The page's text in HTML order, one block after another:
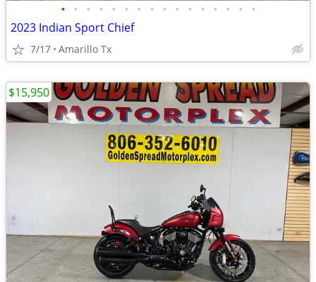
• • • • • • • • • • • • • • • •
2023 Indian Sport Chief
7/17 Amarillo Tx
$15,950